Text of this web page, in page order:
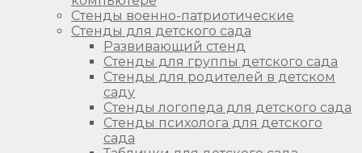
Стенды военно-патриотические
Стенды для детского сада
Развивающий стенд
Стенды для группы детского сада
Стенды для родителей в детском
саду
Стенды логопеда для детского сада
Стенды психолога для детского
сада